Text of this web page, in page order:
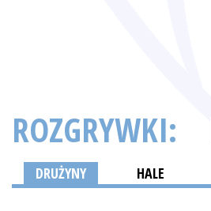
ROZGRYWKI:
DRUŻYNY HALE